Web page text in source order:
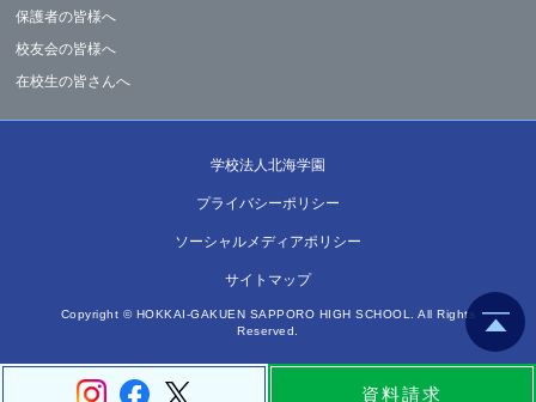
資料請求
保護者の皆様へ
校友会の皆様へ
在校生の皆さんへ
学校法人北海学園
プライバシーポリシー
ソーシャルメディアポリシー
サイトマップ
Copyright © HOKKAI-GAKUEN SAPPORO HIGH SCHOOL. All Rights
Reserved.